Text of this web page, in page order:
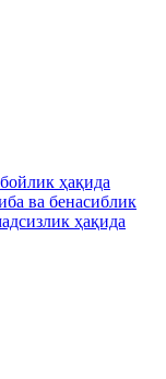
ҳақида
ва бенасиблик
ҳақида